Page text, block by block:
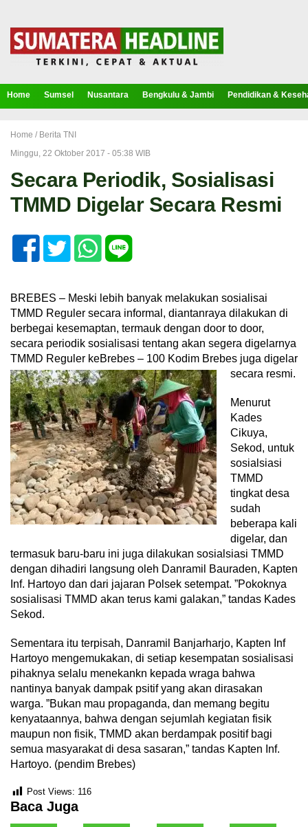
Home Sumsel Nusantara Bengkulu & Jambi Pendidikan &
Home / Berita TNI
Minggu, 22 Oktober 2017 - 05:38 WIB
Secara Periodik, Sosialisasi
TMMD Digelar Secara Resmi
BREBES – Meski lebih banyak melakukan sosialisai
TMMD Reguler secara informal, diantanraya dilakukan di
berbegai kesemaptan, termauk dengan door to door,
secara periodik sosialisasi tentang akan segera digelarnya
TMMD Reguler keBrebes – 100 Kodim Brebes juga digelar
secara resmi.
Menurut
Kades
Cikuya,
Sekod, untuk
sosialsiasi
TMMD
tingkat desa
sudah
beberapa kali
digelar, dan
termasuk baru-baru ini juga dilakukan sosialsiasi TMMD
dengan dihadiri langsung oleh Danramil Bauraden, Kapten
Inf. Hartoyo dan dari jajaran Polsek setempat. ”Pokoknya
sosialisasi TMMD akan terus kami galakan,” tandas Kades
Sekod.
Sementara itu terpisah, Danramil Banjarharjo, Kapten Inf
Hartoyo mengemukakan, di setiap kesempatan sosialisasi
pihaknya selalu menekankn kepada wraga bahwa
nantinya banyak dampak psitif yang akan dirasakan
warga. ”Bukan mau propaganda, dan memang begitu
kenyataannya, bahwa dengan sejumlah kegiatan fisik
maupun non fisik, TMMD akan berdampak positif bagi
semua masyarakat di desa sasaran,” tandas Kapten Inf.
Hartoyo. (pendim Brebes)
Post Views: 116
Baca Juga